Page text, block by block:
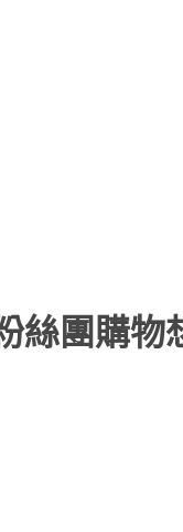
絲團購物